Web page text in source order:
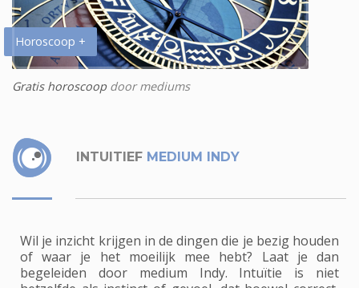
Horoscoop +
Gratis horoscoopdoor mediums
INTUITIEF MEDIUM INDY
Wil je inzicht krijgen in de dingen die je bezig houden
of waar je het moeilijk mee hebt? Laat je dan
begeleiden door medium Indy. Intuïtie is niet